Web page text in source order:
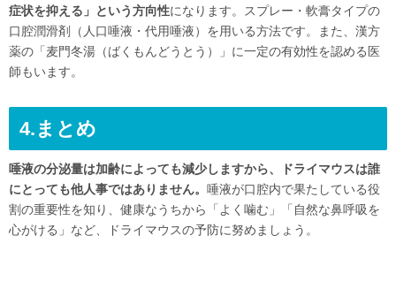
症状を抑える」という方向性になります。スプレー・軟膏タイプの
口腔潤滑剤（人口唾液・代用唾液）を用いる方法です。また、漢方
薬の「麦門冬湯（ばくもんどうとう）」に一定の有効性を認める医
師もいます。
4.まとめ
唾液の分泌量は加齢によっても減少しますから、ドライマウスは誰
にとっても他人事ではありません。 唾液が口腔内で果たしている役
割の重要性を知り、健康なうちから「よく噛む」「自然な鼻呼吸を
心がける」など、ドライマウスの予防に努めましょう。